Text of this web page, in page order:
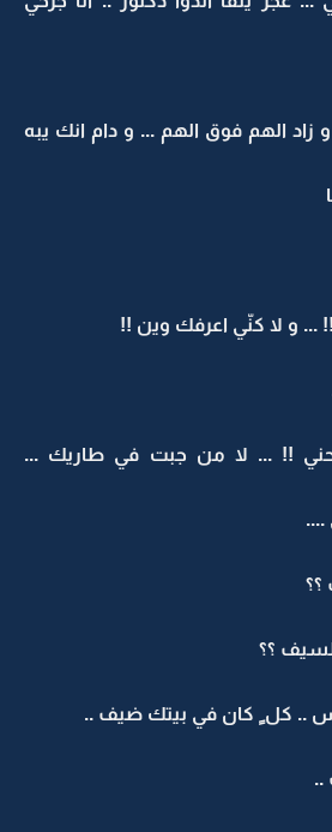
زاد الهم فوق الهم ... و دام انك يبه
و لا كنّي اعرفك وين !!
!! ... لا من جبت في طاريك ...
؟؟
؟؟
.. كل ٍ كان في بيتك ضيف ..
..